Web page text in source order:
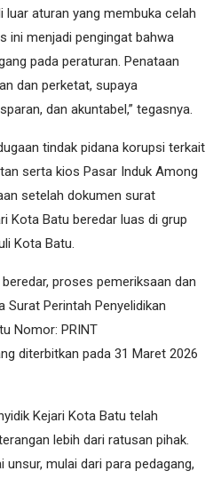
luar aturan yang membuka celah
ini menjadi pengingat bahwa
pada peraturan. Penataan
dan perketat, supaya
dan akuntabel,” tegasnya.
tindak pidana korupsi terkait
serta kios Pasar Induk Among
setelah dokumen surat
Kota Batu beredar luas di grup
Kota Batu.
proses pemeriksaan dan
Surat Perintah Penyelidikan
Nomor: PRINT
diterbitkan pada 31 Maret 2026
Kejari Kota Batu telah
lebih dari ratusan pihak.
unsur, mulai dari para pedagang,